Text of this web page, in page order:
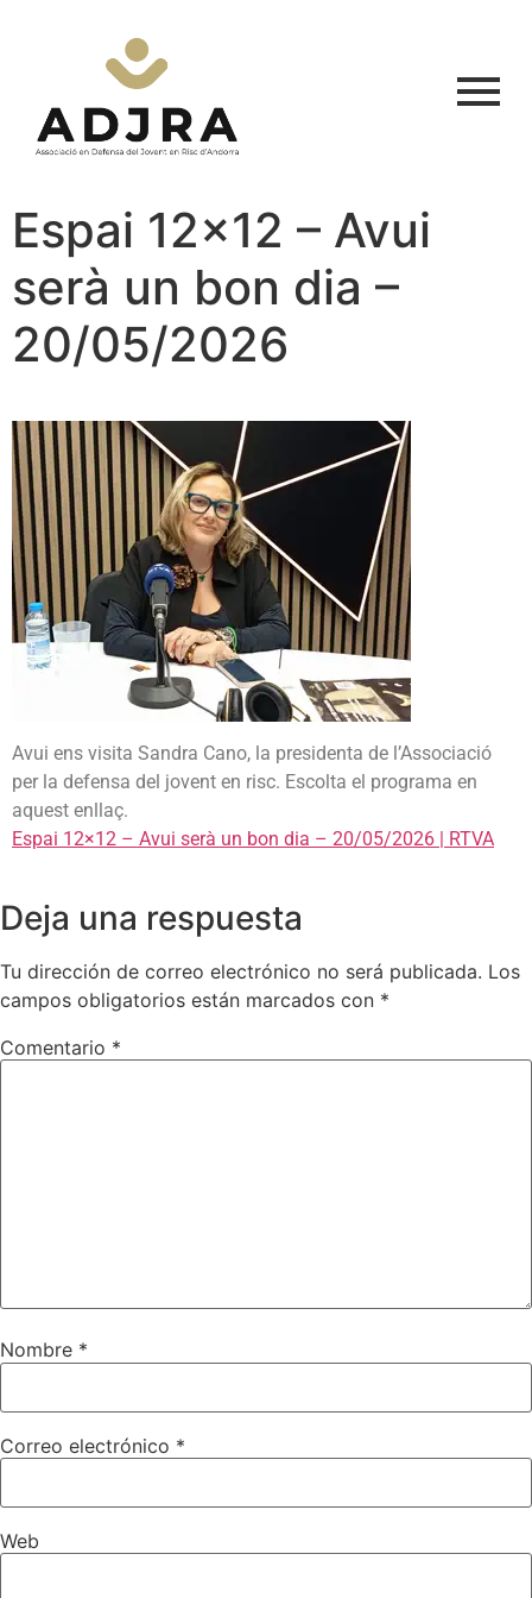
Espai 12×12 – Avui
serà un bon dia –
20/05/2026
Avui ens visita Sandra Cano, la presidenta de l’Associació
per la defensa del jovent en risc. Escolta el programa en
aquest enllaç.
Espai 12×12 – Avui serà un bon dia – 20/05/2026 | RTVA
Deja una respuesta
Tu dirección de correo electrónico no será publicada. Los
campos obligatorios están marcados con *
Comentario *
Nombre *
Correo electrónico *
Web